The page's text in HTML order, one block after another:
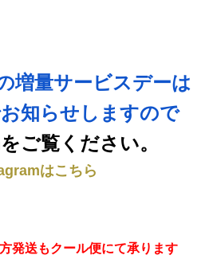
増量サービスデーは
知らせしますので
ご覧ください。
はこちら
ル便にて承ります